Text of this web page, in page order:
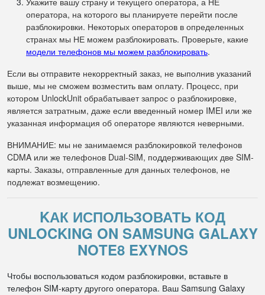
оператора, на которого вы планируете перейти после
разблокировки. Некоторых операторов в определенных
странах мы НЕ можем разблокировать. Проверьте, какие
модели телефонов мы можем разблокировать.
Если вы отправите некорректный заказ, не выполнив указаний
выше, мы не сможем возместить вам оплату. Процесс, при
котором UnlockUnit обрабатывает запрос о разблокировке,
является затратным, даже если введенный номер IMEI или же
указанная информация об операторе являются неверными.
ВНИМАНИЕ: мы не занимаемся разблокировкой телефонов
CDMA или же телефонов Dual-SIM, поддерживающих две SIM-
карты. Заказы, отправленные для данных телефонов, не
подлежат возмещению.
KАК ИСПОЛЬЗОВАТЬ КОД
UNLOCKING ON SAMSUNG GALAXY
NOTE8 EXYNOS
Чтобы воспользоваться кодом разблокировки, вставьте в
телефон SIM-карту другого оператора. Ваш Samsung Galaxy